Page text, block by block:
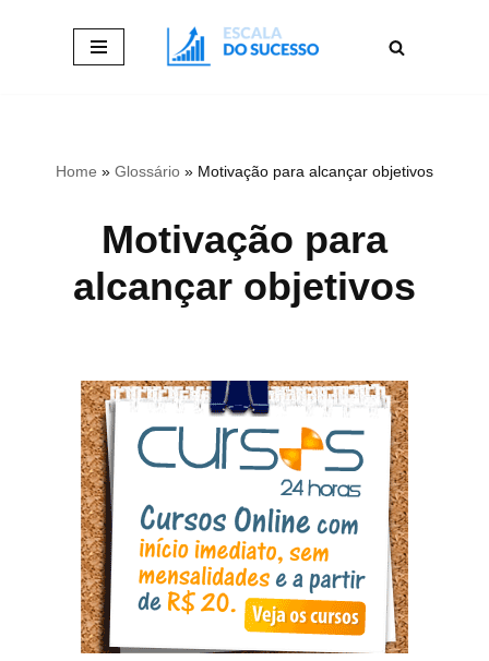
Home » Glossário » Motivação para alcançar objetivos
Motivação para
alcançar objetivos